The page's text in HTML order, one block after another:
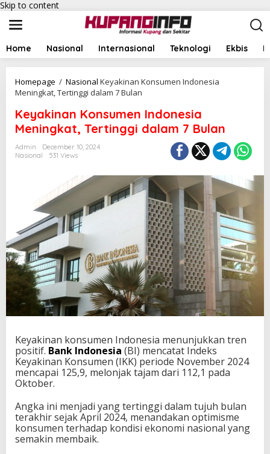
Skip to content
Home Nasional Internasional Teknologi Ekbis
Homepage / Nasional Keyakinan Konsumen Indonesia
Meningkat, Tertinggi dalam 7 Bulan
Keyakinan Konsumen Indonesia
Meningkat, Tertinggi dalam 7 Bulan
Admin
December 10, 2024
Nasional
531 Views
Keyakinan konsumen Indonesia menunjukkan tren
positif. Bank Indonesia (BI) mencatat Indeks
Keyakinan Konsumen (IKK) periode November 2024
mencapai 125,9, melonjak tajam dari 112,1 pada
Oktober.
Angka ini menjadi yang tertinggi dalam tujuh bulan
terakhir sejak April 2024, menandakan optimisme
konsumen terhadap kondisi ekonomi nasional yang
semakin membaik.